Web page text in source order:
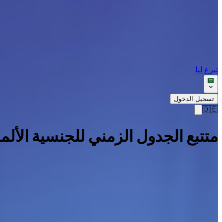
تبرع لنا
تسجيل الدخول
🇩🇪
متتبع الجدول الزمني للجنسية